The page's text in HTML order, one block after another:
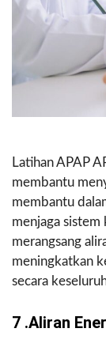
Latihan APAP
membantu
membantu
menjaga sistem
merangsang
meningkatkan
secara
7 .aliran